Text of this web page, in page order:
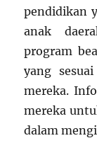
pendidikan
anak
program
yang
mereka.
mereka
dalam